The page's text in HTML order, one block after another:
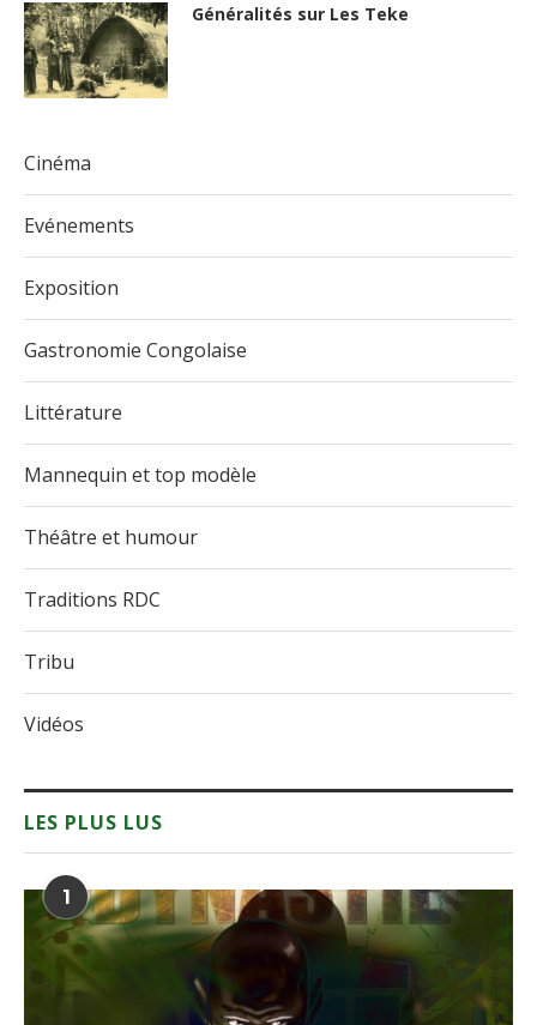
Généralités sur Les Teke
Cinéma
Evénements
Exposition
Gastronomie Congolaise
Littérature
Mannequin et top modèle
Théâtre et humour
Traditions RDC
Tribu
Vidéos
LES PLUS LUS
1